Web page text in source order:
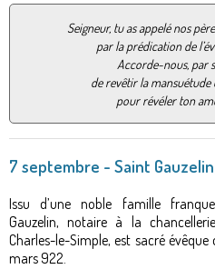
Seigneur, tu as appelé nos
par la prédication de
Accorde-nous, par
de revêtir la mansuétude
pour révéler ton
7 septembre - Saint
Issu d’une noble famille
Gauzelin, notaire à la
Charles-le-Simple, est sacré évêque
mars 922.